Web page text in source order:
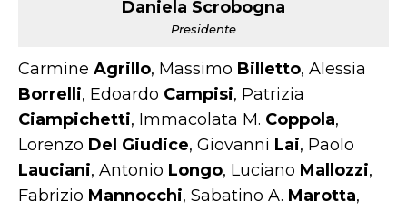
Daniela Scrobogna
Presidente
Carmine Agrillo, Massimo Billetto, Alessia
Borrelli, Edoardo Campisi, Patrizia
Ciampichetti, Immacolata M. Coppola,
Lorenzo Del Giudice, Giovanni Lai, Paolo
Lauciani, Antonio Longo, Luciano Mallozzi,
Fabrizio Mannocchi, Sabatino A. Marotta,